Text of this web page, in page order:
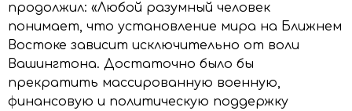
продолжил: «Любой разумный человек
понимает, что установление мира на Ближнем
Востоке зависит исключительно от воли
Вашингтона. Достаточно было бы
прекратить массированную военную,
финансовую и политическую поддержку